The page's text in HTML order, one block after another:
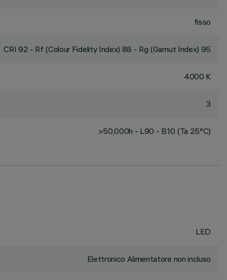
fisso
CRI 92 - Rf (Colour Fidelity Index) 88 - Rg (Gamut Index) 95
4000 K
3
>50,000h - L90 - B10 (Ta 25°C)
LED
Elettronico Alimentatore non incluso